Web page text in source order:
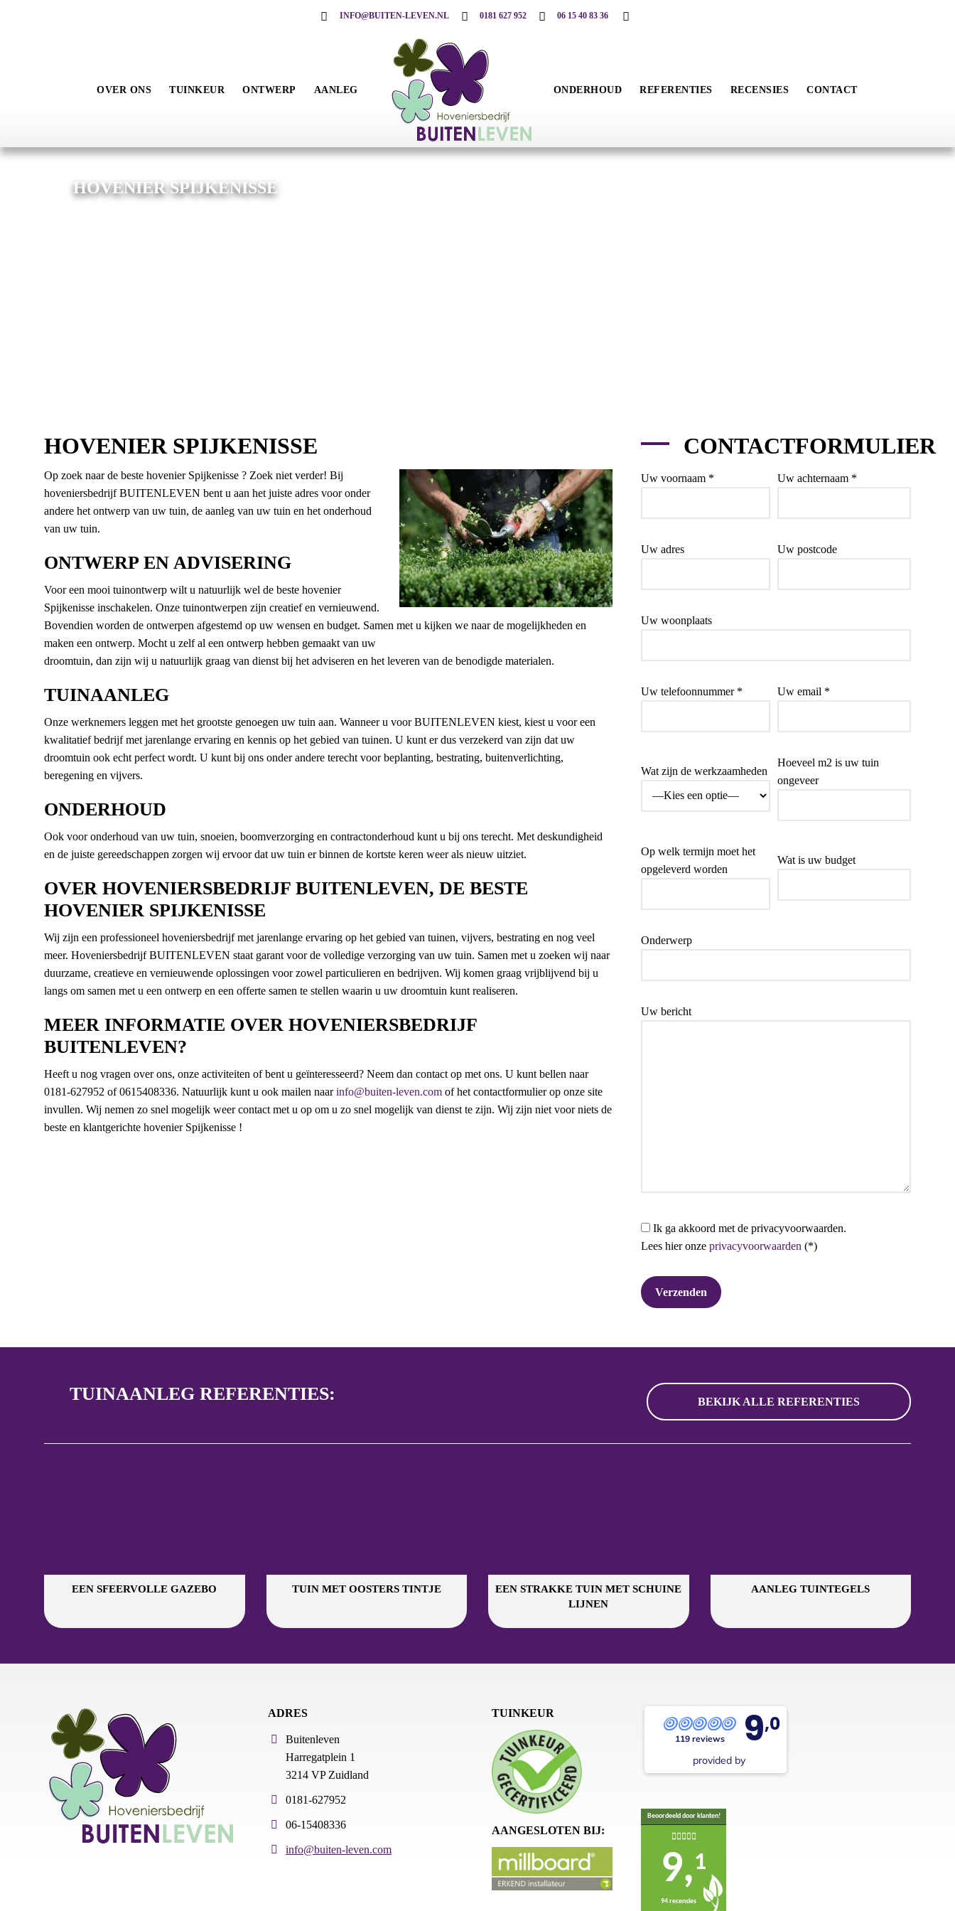
INFO@BUITEN-LEVEN.NL 0181 627 952 06 15 40 83 36
OVER ONS TUINKEUR ONTWERP AANLEG ONDERHOUD REFERENTIES RECENSIES CONTACT
HOVENIER SPIJKENISSE
HOVENIER SPIJKENISSE
Op zoek naar de beste hovenier Spijkenisse ? Zoek niet verder! Bij
hoveniersbedrijf BUITENLEVEN bent u aan het juiste adres voor onder
andere het ontwerp van uw tuin, de aanleg van uw tuin en het onderhoud
van uw tuin.
ONTWERP EN ADVISERING
Voor een mooi tuinontwerp wilt u natuurlijk wel de beste hovenier
Spijkenisse inschakelen. Onze tuinontwerpen zijn creatief en vernieuwend.
Bovendien worden de ontwerpen afgestemd op uw wensen en budget. Samen met u kijken we naar de mogelijkheden en
maken een ontwerp. Mocht u zelf al een ontwerp hebben gemaakt van uw
droomtuin, dan zijn wij u natuurlijk graag van dienst bij het adviseren en het leveren van de benodigde materialen.
TUINAANLEG
Onze werknemers leggen met het grootste genoegen uw tuin aan. Wanneer u voor BUITENLEVEN kiest, kiest u voor een
kwalitatief bedrijf met jarenlange ervaring en kennis op het gebied van tuinen. U kunt er dus verzekerd van zijn dat uw
droomtuin ook echt perfect wordt. U kunt bij ons onder andere terecht voor beplanting, bestrating, buitenverlichting,
beregening en vijvers.
ONDERHOUD
Ook voor onderhoud van uw tuin, snoeien, boomverzorging en contractonderhoud kunt u bij ons terecht. Met deskundigheid
en de juiste gereedschappen zorgen wij ervoor dat uw tuin er binnen de kortste keren weer als nieuw uitziet.
OVER HOVENIERSBEDRIJF BUITENLEVEN, DE BESTE
HOVENIER SPIJKENISSE
Wij zijn een professioneel hoveniersbedrijf met jarenlange ervaring op het gebied van tuinen, vijvers, bestrating en nog veel
meer. Hoveniersbedrijf BUITENLEVEN staat garant voor de volledige verzorging van uw tuin. Samen met u zoeken wij naar
duurzame, creatieve en vernieuwende oplossingen voor zowel particulieren en bedrijven. Wij komen graag vrijblijvend bij u
langs om samen met u een ontwerp en een offerte samen te stellen waarin u uw droomtuin kunt realiseren.
MEER INFORMATIE OVER HOVENIERSBEDRIJF
BUITENLEVEN?
Heeft u nog vragen over ons, onze activiteiten of bent u geïnteresseerd? Neem dan contact op met ons. U kunt bellen naar
0181-627952 of 0615408336. Natuurlijk kunt u ook mailen naarinfo@buiten-leven.com of het contactformulier op onze site
invullen. Wij nemen zo snel mogelijk weer contact met u op om u zo snel mogelijk van dienst te zijn. Wij zijn niet voor niets de
beste en klantgerichte hovenier Spijkenisse !
CONTACTFORMULIER
Uw voornaam * Uw achternaam *
Uw adres Uw postcode
Uw woonplaats
Uw telefoonnummer * Uw email *
Wat zijn de werkzaamheden
Hoeveel m2 is uw tuin
ongeveer
Op welk termijn moet het
opgeleverd worden
Wat is uw budget
Onderwerp
Uw bericht
Ik ga akkoord met de privacyvoorwaarden.
Lees hier onze privacyvoorwaarden (*)
TUINAANLEG REFERENTIES: BEKIJK ALLE REFERENTIES
EEN SFEERVOLLE GAZEBO TUIN MET OOSTERS TINTJE
EEN STRAKKE TUIN MET SCHUINE
LIJNEN
AANLEG TUINTEGELS
ADRES
Buitenleven
Harregatplein 1
3214 VP Zuidland
0181-627952
06-15408336
info@buiten-leven.com
TUINKEUR
AANGESLOTEN BIJ:
119 reviews 9,0
provided by
Beoordeeld door klanten!
9,1
94 recensies